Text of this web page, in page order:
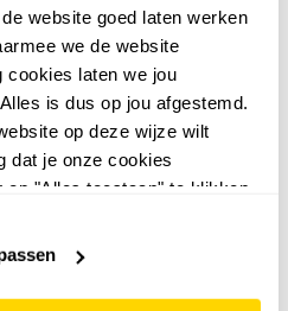
website goed laten werken
we de website
cookies laten we jou
is dus op jou afgestemd.
op deze wijze wilt
dat je onze cookies
"Alles toestaan" te klikken.